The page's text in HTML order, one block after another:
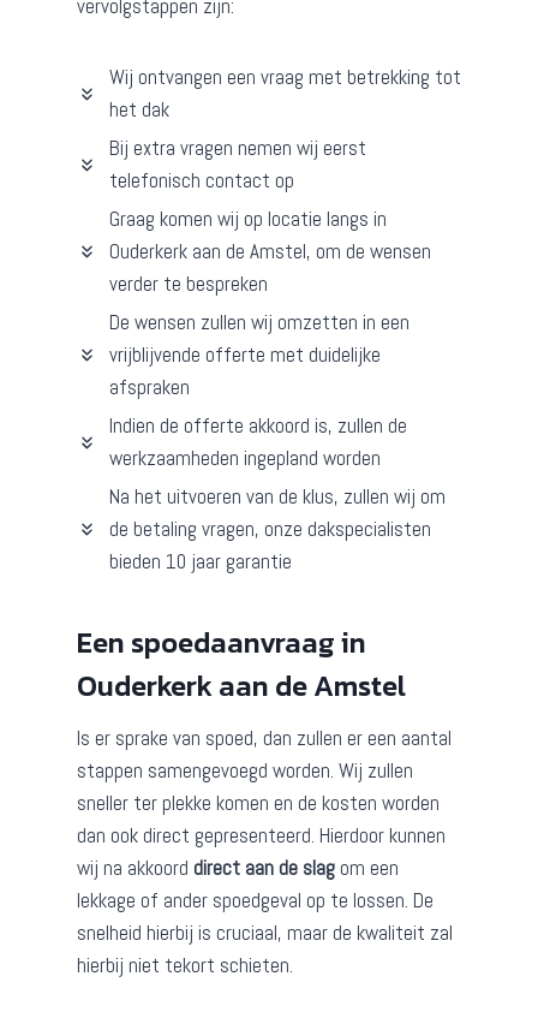
vervolgstappen zijn:
Wij ontvangen een vraag met betrekking tot
het dak
Bij extra vragen nemen wij eerst
telefonisch contact op
Graag komen wij op locatie langs in
Ouderkerk aan de Amstel, om de wensen
verder te bespreken
De wensen zullen wij omzetten in een
vrijblijvende offerte met duidelijke
afspraken
Indien de offerte akkoord is, zullen de
werkzaamheden ingepland worden
Na het uitvoeren van de klus, zullen wij om
de betaling vragen, onze dakspecialisten
bieden 10 jaar garantie
Een spoedaanvraag in
Ouderkerk aan de Amstel
Is er sprake van spoed, dan zullen er een aantal
stappen samengevoegd worden. Wij zullen
sneller ter plekke komen en de kosten worden
dan ook direct gepresenteerd. Hierdoor kunnen
wij na akkoord direct aan de slag om een
lekkage of ander spoedgeval op te lossen. De
snelheid hierbij is cruciaal, maar de kwaliteit zal
hierbij niet tekort schieten.